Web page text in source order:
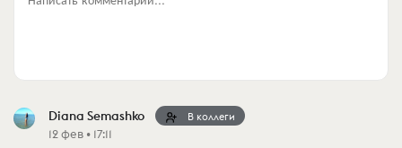
Diana Semashko В коллеги
12 фев • 17:11